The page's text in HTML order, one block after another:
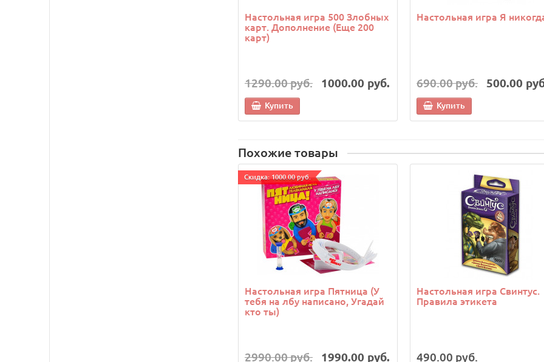
Настольная игра 500 Злобных
карт. Дополнение (Еще 200
карт)
1290.00 руб. 1000.00 руб.
Купить
Настольная игра Я
690.00 руб. 500.00
Купить
Похожие товары
Cкидка: 1000.00 руб.
Настольная игра Пятница (У
тебя на лбу написано, Угадай
кто ты)
2990.00 руб. 1990.00 руб.
Настольная игра Свинтус.
Правила этикета
490.00 руб.